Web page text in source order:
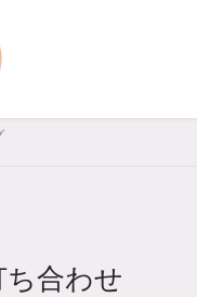
ち合わせ